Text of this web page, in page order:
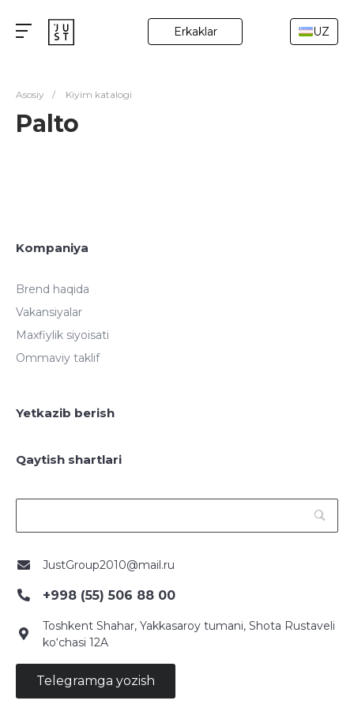
Erkaklar UZ
Asosiy / Kiyim katalogi
Palto
Kompaniya
Brend haqida
Vakansiyalar
Maxfiylik siyoisati
Ommaviy taklif
Yetkazib berish
Qaytish shartlari
JustGroup2010@mail.ru
+998 (55) 506 88 00
Toshkent Shahar, Yakkasaroy tumani, Shota Rustaveli
ko‘chasi 12A
Telegramga yozish